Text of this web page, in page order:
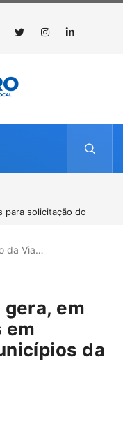
futuro da
da Via…
em
em
da